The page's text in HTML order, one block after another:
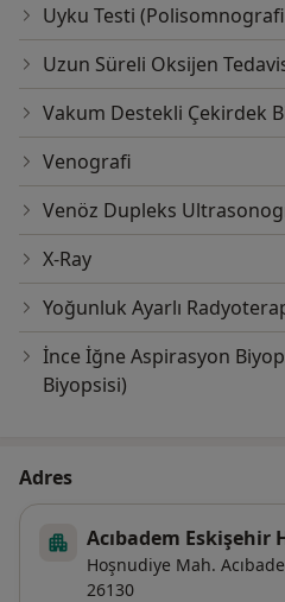
Uyku Testi
Uzun Süreli Oksijen
Vakum Destekli Çekirdek
Venografi
Venöz Dupleks
X-Ray
Yoğunluk Ayarlı
İnce İğne Aspirasyon
Biyopsisi)
Adres
Acıbadem Eskişehir
Hoşnudiye Mah.
26130